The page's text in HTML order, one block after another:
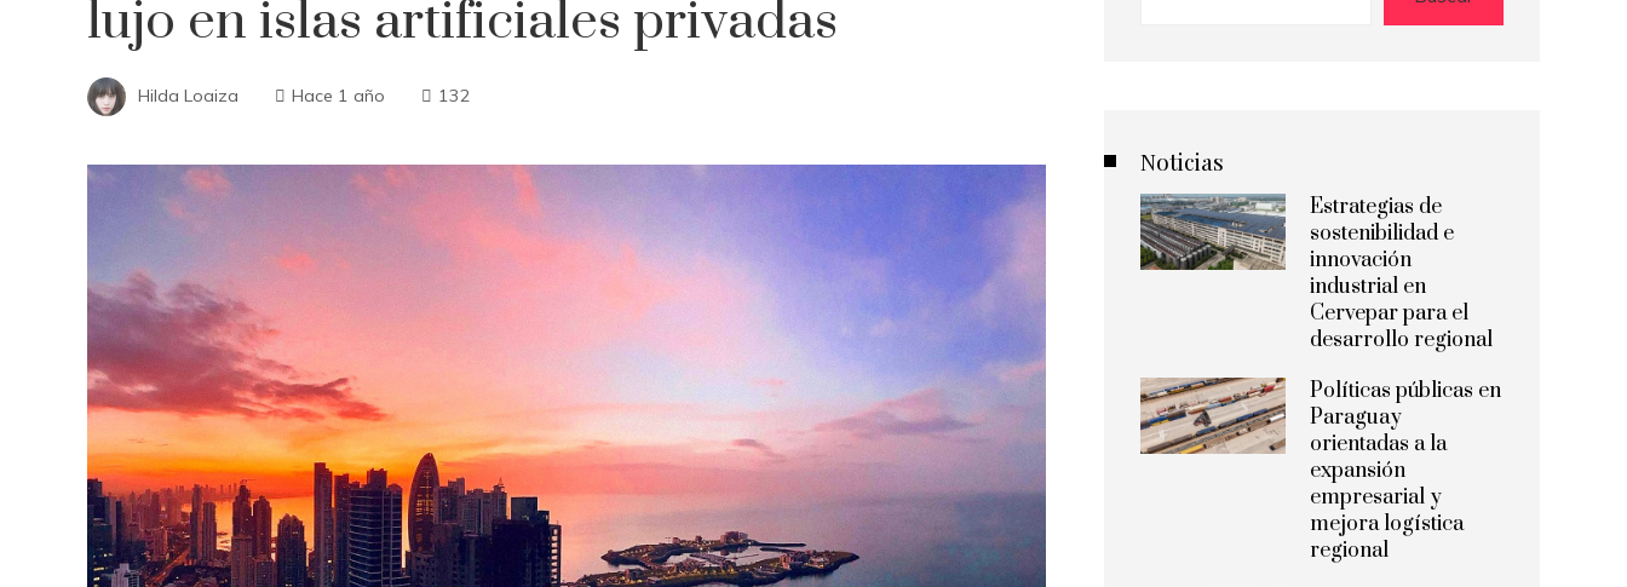
lujo en islas artificiales privadas
Hilda Loaiza Hace 1 año 132
Noticias
Estrategias de
sostenibilidad e
innovación
industrial en
Cervepar para el
desarrollo regional
Políticas públicas en
Paraguay
orientadas a la
expansión
empresarial y
mejora logística
regional